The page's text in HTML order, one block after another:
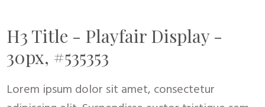
H3 Title - Playfair Display -
30px, #535353
Lorem ipsum dolor sit amet, consectetur